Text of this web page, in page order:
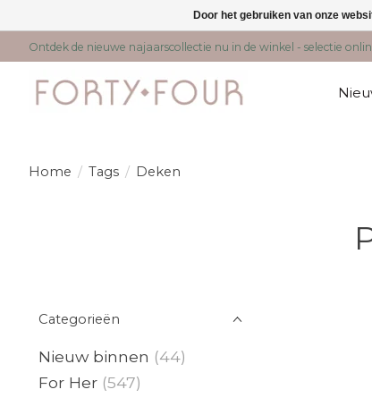
Ontdek de nieuwe najaarscollectie nu in de winkel - selectie
Home / Tags / Deken
Categorieën
Nieuw binnen (44)
For Her (547)
Door het gebruiken van onze